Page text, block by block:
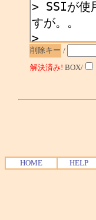
削除キー /
解決済み! BOX/
HOME HELP